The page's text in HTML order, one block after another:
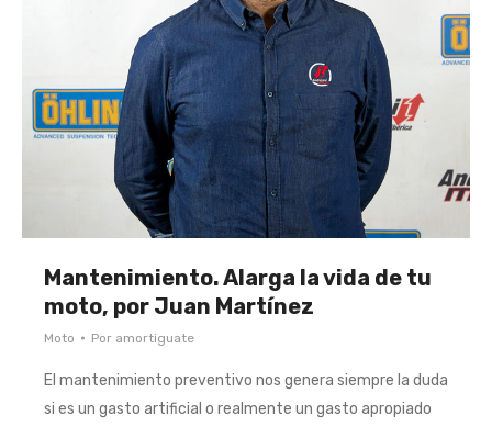
Mantenimiento. Alarga la vida de tu
moto, por Juan Martínez
Moto Por amortiguate
El mantenimiento preventivo nos genera siempre la duda
si es un gasto artificial o realmente un gasto apropiado